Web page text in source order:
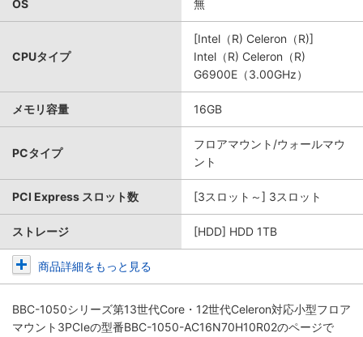
OS 無
CPUタイプ
[Intel（R) Celeron（R)]
Intel（R) Celeron（R)
G6900E（3.00GHz）
メモリ容量 16GB
PCタイプ
フロアマウント/ウォールマウ
ント
PCI Express スロット数 [3スロット～] 3スロット
ストレージ [HDD] HDD 1TB
商品詳細をもっと見る
BBC-1050シリーズ第13世代Core・12世代Celeron対応小型フロア
マウント3PCIeの型番BBC-1050-AC16N70H10R02のページで